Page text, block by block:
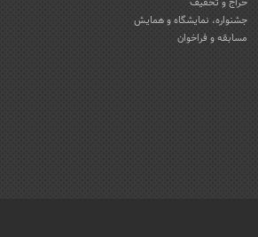
جشنواره، نمایشگاه و همایش
مسابقه و فراخوان